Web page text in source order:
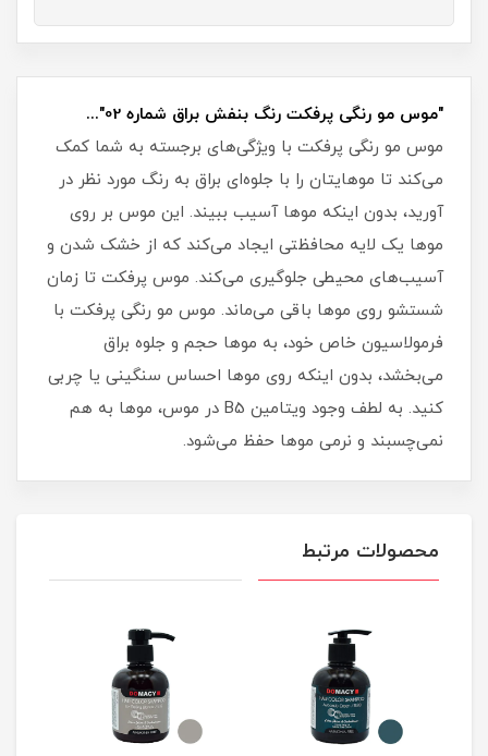
"موس مو رنگی پرفکت رنگ بنفش براق شماره 02"...
موس مو رنگی پرفکت با ویژگی‌های برجسته به شما کمک
می‌کند تا موهایتان را با جلوه‌ای براق به رنگ مورد نظر در
آورید، بدون اینکه موها آسیب ببیند. این موس بر روی
موها یک لایه محافظتی ایجاد می‌کند که از خشک شدن و
آسیب‌های محیطی جلوگیری می‌کند. موس پرفکت تا زمان
شستشو روی موها باقی می‌ماند. موس مو رنگی پرفکت با
فرمولاسیون خاص خود، به موها حجم و جلوه براق
می‌بخشد، بدون اینکه روی موها احساس سنگینی یا چربی
کنید. به لطف وجود ویتامین B5 در موس، موها به هم
نمی‌چسبند و نرمی موها حفظ می‌شود.
محصولات مرتبط